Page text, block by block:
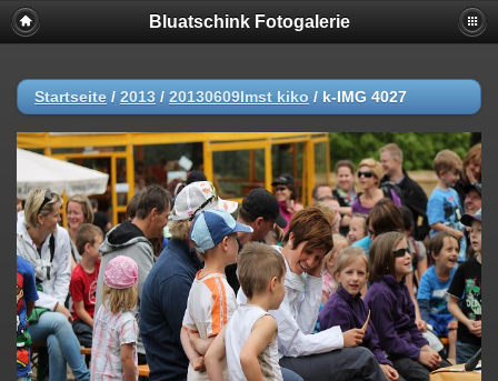
Bluatschink Fotogalerie
Startseite / 2013 / 20130609Imst kiko / k-IMG 4027